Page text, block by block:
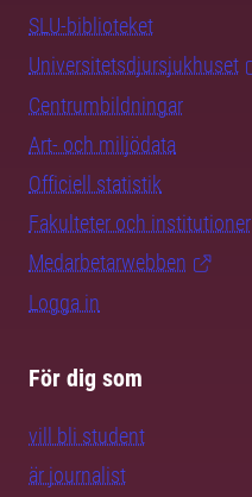
SLU-biblioteket
Universitetsdjursjukhuset
Centrumbildningar
Art- och miljödata
Officiell statistik
Fakulteter och institutioner
Medarbetarwebben
Logga in
För dig som
vill bli student
är journalist